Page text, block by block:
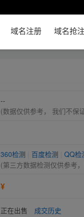
域名注册 域名抢注
--
(数据仅供参考， 我们不保
360检测 百度检测 QQ检
(第三方数据检测仅供参考
¥
正在出售 成交历史